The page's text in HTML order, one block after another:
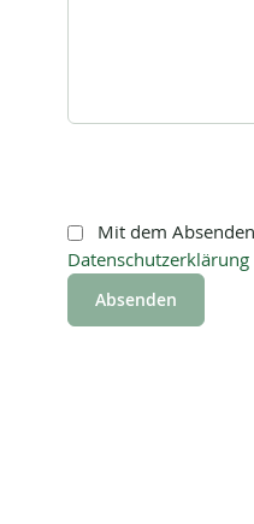
Mit dem
Absenden